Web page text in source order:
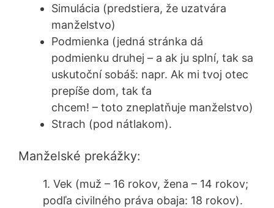
Simulácia (predstiera, že uzatvára
manželstvo)
Podmienka (jedná stránka dá
podmienku druhej – a ak ju splní, tak sa
uskutoční sobáš: napr. Ak mi tvoj otec
prepíše dom, tak ťa
chcem! – toto zneplatňuje manželstvo)
Strach (pod nátlakom).
Manželské prekážky:
1. Vek (muž – 16 rokov, žena – 14 rokov;
podľa civilného práva obaja: 18 rokov).